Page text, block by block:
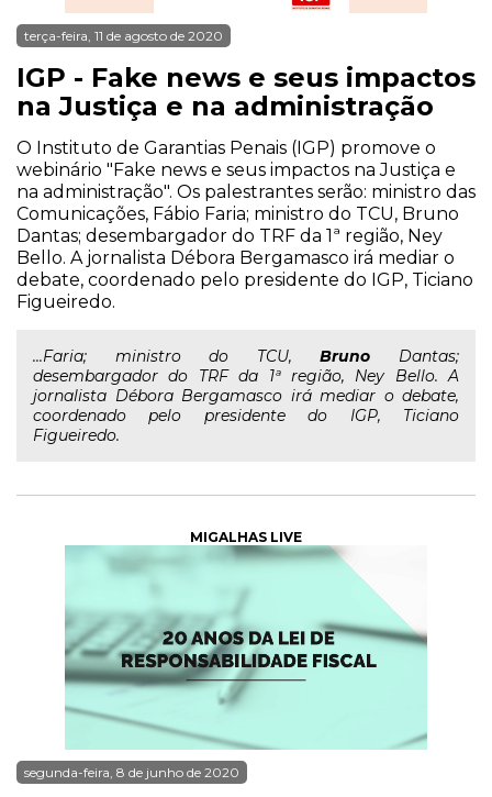
terça-feira, 11 de agosto de 2020
IGP - Fake news e seus impactos
na Justiça e na administração
O Instituto de Garantias Penais (IGP) promove o
webinário "Fake news e seus impactos na Justiça e
na administração". Os palestrantes serão: ministro das
Comunicações, Fábio Faria; ministro do TCU, Bruno
Dantas; desembargador do TRF da 1ª região, Ney
Bello. A jornalista Débora Bergamasco irá mediar o
debate, coordenado pelo presidente do IGP, Ticiano
Figueiredo.
...Faria; ministro do TCU,Bruno Dantas;
desembargador do TRF da 1ª região, Ney Bello. A
jornalista Débora Bergamasco irá mediar o debate,
coordenado pelo presidente do IGP, Ticiano
Figueiredo.
MIGALHAS LIVE
segunda-feira, 8 de junho de 2020